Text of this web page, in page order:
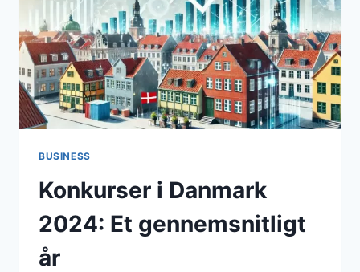
BUSINESS
Konkurser i Danmark
2024: Et gennemsnitligt
år